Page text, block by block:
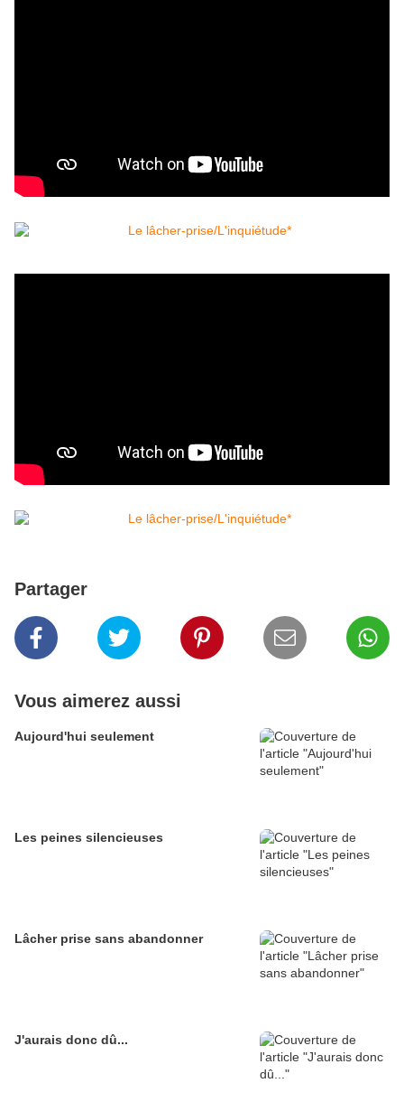
Partager
Vous aimerez aussi
Aujourd'hui seulement
Les peines silencieuses
Lâcher prise sans abandonner
J'aurais donc dû...